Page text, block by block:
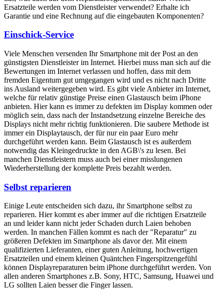
Ersatzteile werden vom Dienstleister verwendet? Erhalte ich
Garantie und eine Rechnung auf die eingebauten Komponenten?
Einschick-Service
Viele Menschen versenden Ihr Smartphone mit der Post an den
günstigsten Dienstleister im Internet. Hierbei muss man sich auf die
Bewertungen im Internet verlassen und hoffen, dass mit dem
fremden Eigentum gut umgegangen wird und es nicht nach Dritte
ins Ausland weitergegeben wird. Es gibt viele Anbieter im Internet,
welche für relativ günstige Preise einen Glastausch beim iPhone
anbieten. Hier kann es immer zu defekten im Display kommen oder
möglich sein, dass nach der Instandsetzung einzelne Bereiche des
Displays nicht mehr richtig funktionieren. Die saubere Methode ist
immer ein Displaytausch, der für nur ein paar Euro mehr
durchgeführt werden kann. Beim Glastausch ist es außerdem
notwendig das Kleingedruckte in den AGB\'s zu lesen. Bei
manchen Dienstleistern muss auch bei einer misslungenen
Wiederherstellung der komplette Preis bezahlt werden.
Selbst reparieren
Einige Leute entscheiden sich dazu, ihr Smartphone selbst zu
reparieren. Hier kommt es aber immer auf die richtigen Ersatzteile
an und leider kann nicht jeder Schaden durch Laien behoben
werden. In manchen Fällen kommt es nach der "Reparatur" zu
größeren Defekten im Smartphone als davor der. Mit einem
qualifizierten Lieferanten, einer guten Anleitung, hochwertigen
Ersatzteilen und einem kleinen Quäntchen Fingerspitzengefühl
können Displayreparaturen beim iPhone durchgeführt werden. Von
allen anderen Smartphones z.B. Sony, HTC, Samsung, Huawei und
LG sollten Laien besser die Finger lassen.